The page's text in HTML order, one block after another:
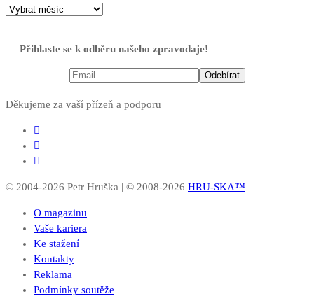
Přihlaste se k odběru našeho zpravodaje!
Děkujeme za vaší přízeň a podporu
© 2004-2026 Petr Hruška | © 2008-2026 HRU-SKA™
O magazinu
Vaše kariera
Ke stažení
Kontakty
Reklama
Podmínky soutěže